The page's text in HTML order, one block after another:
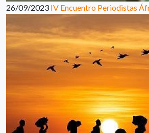
26/09/2023 IV Encuentro Periodistas